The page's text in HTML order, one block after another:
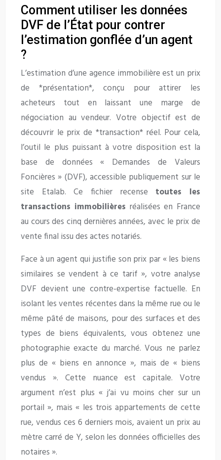
Comment utiliser les données
DVF de l’État pour contrer
l’estimation gonflée d’un agent
?
L’estimation d’une agence immobilière est un prix
de *présentation*, conçu pour attirer les
acheteurs tout en laissant une marge de
négociation au vendeur. Votre objectif est de
découvrir le prix de *transaction* réel. Pour cela,
l’outil le plus puissant à votre disposition est la
base de données « Demandes de Valeurs
Foncières » (DVF), accessible publiquement sur le
site Etalab. Ce fichier recense toutes les
transactions immobilières réalisées en France
au cours des cinq dernières années, avec le prix de
vente final issu des actes notariés.
Face à un agent qui justifie son prix par « les biens
similaires se vendent à ce tarif », votre analyse
DVF devient une contre-expertise factuelle. En
isolant les ventes récentes dans la même rue ou le
même pâté de maisons, pour des surfaces et des
types de biens équivalents, vous obtenez une
photographie exacte du marché. Vous ne parlez
plus de « biens en annonce », mais de « biens
vendus ». Cette nuance est capitale. Votre
argument n’est plus « j’ai vu moins cher sur un
portail », mais « les trois appartements de cette
rue, vendus ces 6 derniers mois, avaient un prix au
mètre carré de Y, selon les données officielles des
notaires ».